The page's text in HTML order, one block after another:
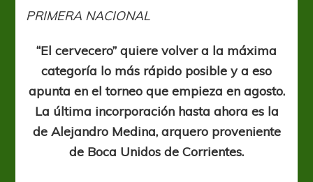
PRIMERA NACIONAL
“El cervecero” quiere volver a la máxima
categoría lo más rápido posible y a eso
apunta en el torneo que empieza en agosto.
La última incorporación hasta ahora es la
de Alejandro Medina, arquero proveniente
de Boca Unidos de Corrientes.